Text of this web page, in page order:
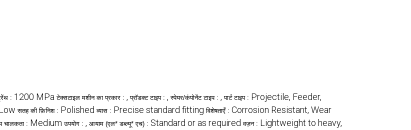
: 1200 MPa टेक्सटाइल मशीन का प्रकार : , प्रॉडक्ट टाइप : , स्पेयर/कंपोनेंट टाइप : , पार्ट टाइप : Projectile, Feeder,
सतह की फ़िनिश : Polished व्यास : Precise standard fitting विशेषताएँ : Corrosion Resistant, Wear
चालकता : Medium उपयोग : , आयाम (एल* डब्ल्यू* एच) : Standard or as required वज़न : Lightweight to heavy,